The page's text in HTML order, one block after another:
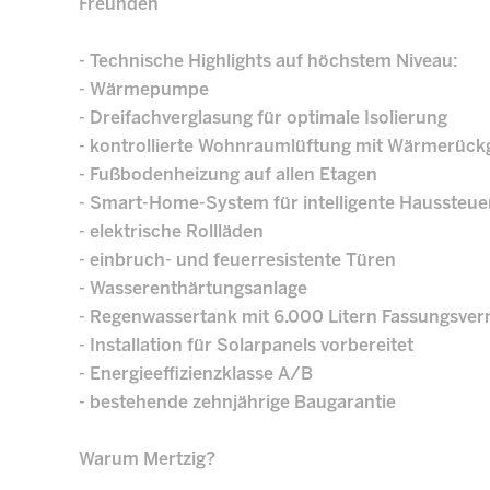
Freunden
- Technische Highlights auf höchstem Niveau:
- Wärmepumpe
- Dreifachverglasung für optimale Isolierung
- kontrollierte Wohnraumlüftung mit
- Fußbodenheizung auf allen Etagen
- Smart-Home-System für intelligente
- elektrische Rollläden
- einbruch- und feuerresistente Türen
- Wasserenthärtungsanlage
- Regenwassertank mit 6.000 Litern
- Installation für Solarpanels vorbereitet
- Energieeffizienzklasse A/B
- bestehende zehnjährige Baugarantie
Warum Mertzig?